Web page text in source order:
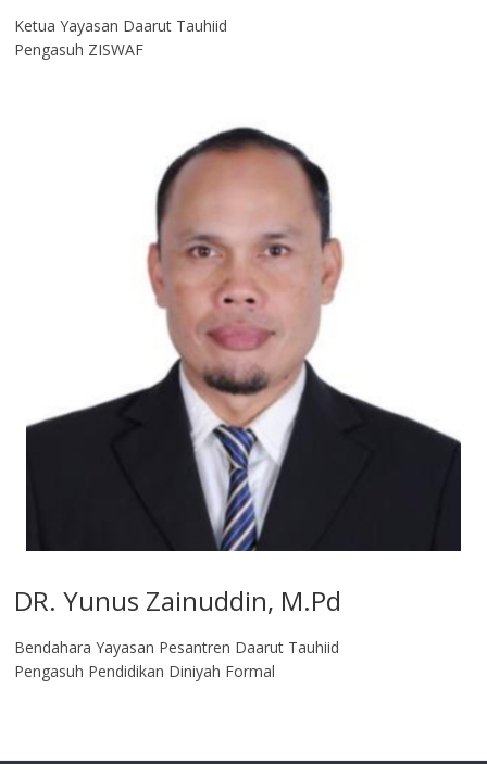
Ketua Yayasan Daarut Tauhiid
Pengasuh ZISWAF
DR. Yunus Zainuddin, M.Pd
Bendahara Yayasan Pesantren Daarut Tauhiid
Pengasuh Pendidikan Diniyah Formal